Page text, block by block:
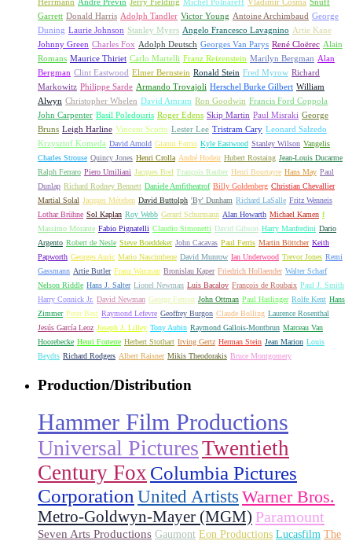
Garrett Donald Harris Adolph Tandler Victor Young Antoine Archimbaud George
Duning Laurie Johnson Stanley Myers Angelo Francesco Lavagnino Artie Kane
Johnny Green Charles Fox Adolph Deutsch Georges Van Parys René Cloërec Alain
Romans Maurice Thiriet Carlo Martelli Franz Reizenstein Marilyn Bergman Alan
Bergman Clint Eastwood Elmer Bernstein Ronald Stein Fred Myrow Richard
Markowitz Philippe Sarde Armando Trovajoli Herschel Burke Gilbert William
Alwyn Christopher Whelen David Amram Ron Goodwin Francis Ford Coppola
John Carpenter Basil Poledouris Roger Edens Skip Martin Paul Misraki George
Bruns Leigh Harline Vincent Scotto Lester Lee Tristram Cary Leonard Salzedo
Krzysztof Komeda David Arnold Gianni Ferrio Kyle Eastwood Stanley Wilson Vangelis
Charles Strouse Quincy Jones Henri Crolla André Hodeir Hubert Rostaing Jean-Louis Ducarme
Ralph Ferraro Piero Umiliani Jacques Brel François Rauber Henri Bourtayre Hans May Paul
Dunlap Richard Rodney Bennett Daniele Amfitheatrof Billy Goldenberg Christian Chevallier
Martial Solal Jacques Métehen David Buttolph 'By' Dunham Richard LaSalle Fritz Wenneis
Lothar Brühne Sol Kaplan Roy Webb Gerard Schurmann Alan Howarth Michael Kamen f
Massimo Morante Fabio Pignatelli Claudio Simonetti David Gibson Harry Manfredini Dario
Argento Robert de Nesle Steve Boeddeker John Cacavas Paul Ferris Martin Böttcher Keith
Papworth Georges Auric Mario Nascimbene David Munrow Ian Underwood Trevor Jones Remi
Gassmann Artie Butler Franz Waxman Bronislau Kaper Friedrich Hollaender Walter Scharf
Nelson Riddle Hans J. Salter Lionel Newman Luis Bacalov François de Roubaix Paul J. Smith
Harry Connick Jr. David Newman George Fenton John Ottman Paul Haslinger Rolfe Kent Hans
Zimmer Peter Best Raymond Lefevre Geoffrey Burgon Claude Bolling Laurence Rosenthal
Jesús García Leoz Joseph J. Lilley Tony Aubin Raymond Gallois-Montbrun Marceau Van
Hoorebecke Henri Forterre Herbert Stothart Irving Gertz Herman Stein Jean Marion Louis
Beydts Richard Rodgers Albert Raisner Mikis Theodorakis Bruce Montgomery
Production/Distribution
Hammer Film Productions
Universal PicturesTwentieth
Century Fox Columbia Pictures
Corporation United Artists Warner Bros.
Metro-Goldwyn-Mayer (MGM) Paramount
Seven Arts Productions Gaumont Eon Productions Lucasfilm The